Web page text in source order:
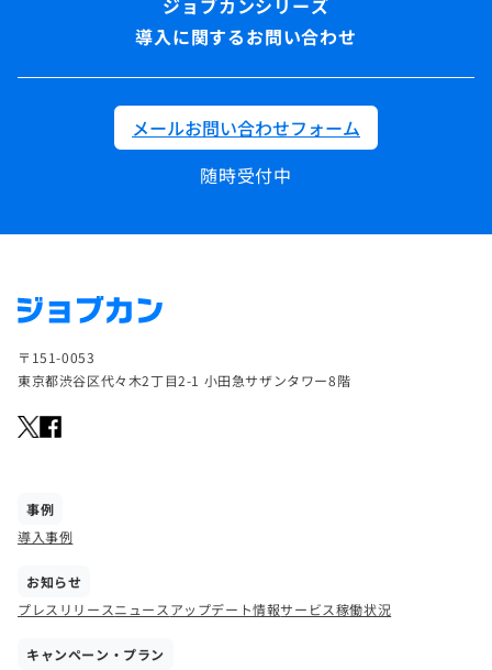
導入に関するお問い合わせ
メールお問い合わせフォーム
随時受付中
〒151-0053
東京都渋谷区代々木2丁目2-1 小田急サザンタワー8階
事例
導入事例
お知らせ
プレスリリースニュース アップデート情報サービス稼働状況
キャンペーン・プラン